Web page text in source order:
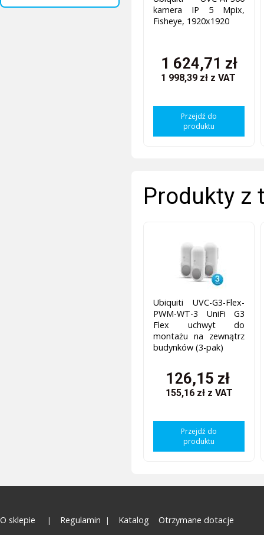
kamera IP 5 Mpix,
Fisheye, 1920x1920
1 624,71 zł
1 998,39 zł z VAT
Przejdź do
produktu
Produkty z
Ubiquiti UVC-G3-Flex-
PWM-WT-3 UniFi G3
Flex uchwyt do
montażu na zewnątrz
budynków (3-pak)
126,15 zł
155,16 zł z VAT
Przejdź do
produktu
O sklepie Regulamin Katalog Otrzymane dotacje